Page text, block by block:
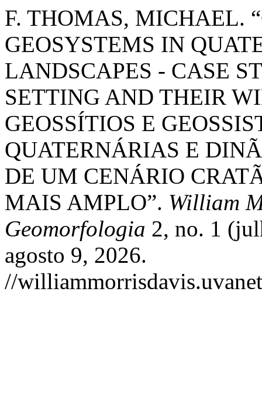
F. THOMAS, MICHAEL.
GEOSYSTEMS IN
LANDSCAPES - CASE
SETTING AND THEIR
GEOSSÍTIOS E
QUATERNÁRIAS E
DE UM CENÁRIO
MAIS AMPLO”. William
Geomorfologia 2, no. 1
agosto 9, 2026.
//